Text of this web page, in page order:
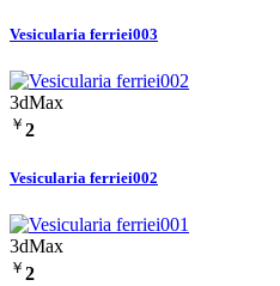
Vesicularia ferriei003
3dMax
￥ 2
Vesicularia ferriei002
3dMax
￥ 2